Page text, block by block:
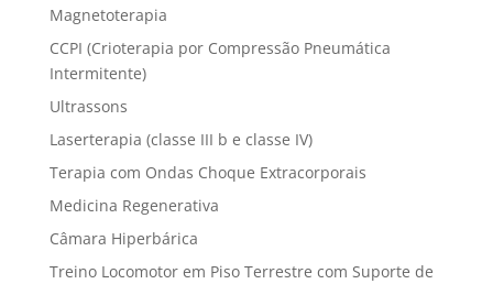
Magnetoterapia
CCPI (Crioterapia por Compressão Pneumática
Intermitente)
Ultrassons
Laserterapia (classe III b e classe IV)
Terapia com Ondas Choque Extracorporais
Medicina Regenerativa
Câmara Hiperbárica
Treino Locomotor em Piso Terrestre com Suporte de